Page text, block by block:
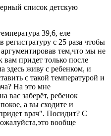
список детскую
39,6, еле
регистратуру с 25 раза чтобы
тем,что мы не
вам придет только после
здесь живу с ребенком, и
с такой температурой и
На это мне
вас заберёт, ребенок
а вы сходите и
врач". Посидит? С
вообще